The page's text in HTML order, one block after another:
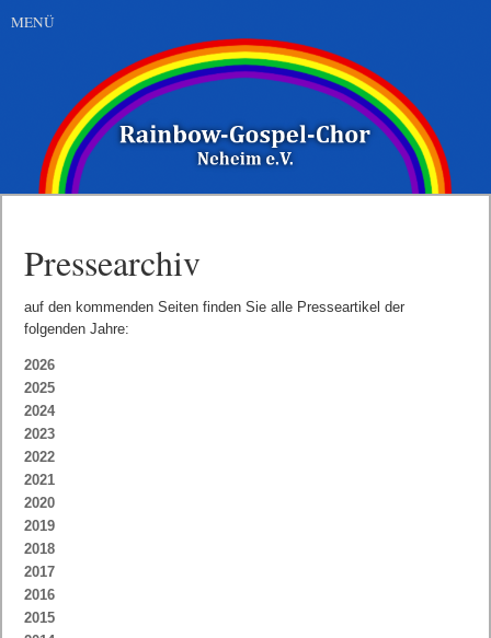
MENÜ
Pressearchiv
auf den kommenden Seiten finden Sie alle Presseartikel der
folgenden Jahre:
Navigation
überspringen
2026
2025
2024
2023
2022
2021
2020
2019
2018
2017
2016
2015